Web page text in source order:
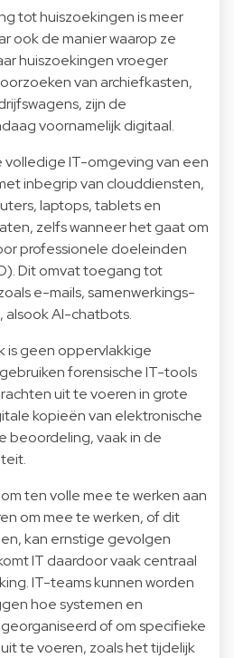
tot huiszoekingen is meer
ook de manier waarop ze
huiszoekingen vroeger
van archiefkasten,
zijn de
voornamelijk digitaal.
volledige IT-omgeving van een
inbegrip van clouddiensten,
laptops, tablets en
zelfs wanneer het gaat om
professionele doeleinden
Dit omvat toegang tot
e-mails, samenwerkings-
AI-chatbots.
is geen oppervlakkige
forensische IT-tools
uit te voeren in grote
kopieën van elektronische
beoordeling, vaak in de
ten volle mee te werken aan
om mee te werken, of dit
kan ernstige gevolgen
IT daardoor vaak centraal
IT-teams kunnen worden
hoe systemen en
of om specifieke
te voeren, zoals het tijdelijk